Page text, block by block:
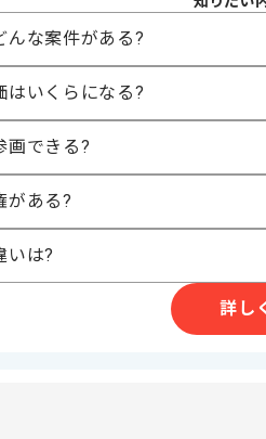
C言語またはC++を用いた開発経験
ロボットの開発経験
EtherCATの知見
EtherCATの知見
Linux上での開発経験
ロボット運動学の知見
上記に似た経験やスキルをお持ちであれば
んな案件がある?
はいくらになる?
画できる?
がある?
いは?
詳し